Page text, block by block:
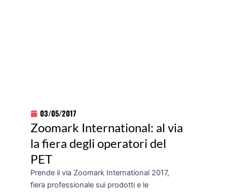
03/05/2017
Zoomark International: al via
la fiera degli operatori del
PET
Prende il via Zoomark International 2017,
fiera professionale sui prodotti e le